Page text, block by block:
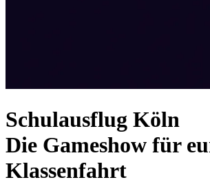
Schulausflug Köln
Die Gameshow für
Klassenfahrt